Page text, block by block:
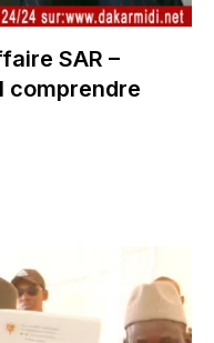
SAR –
comprendre